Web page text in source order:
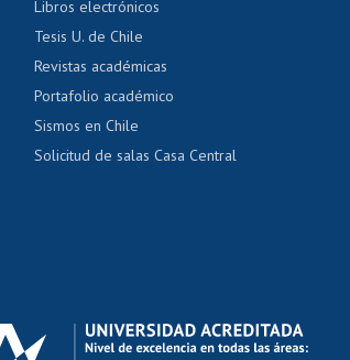
Denuncias administrativas
Libros electrónicos
Tesis U. de Chile
Revistas académicas
Portafolio académico
Sismos en Chile
Solicitud de salas Casa Central